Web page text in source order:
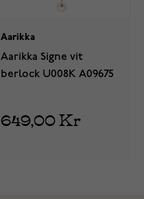
Aarikka
Aarikka Signe vit
berlock U008K A09675
649,00 Kr